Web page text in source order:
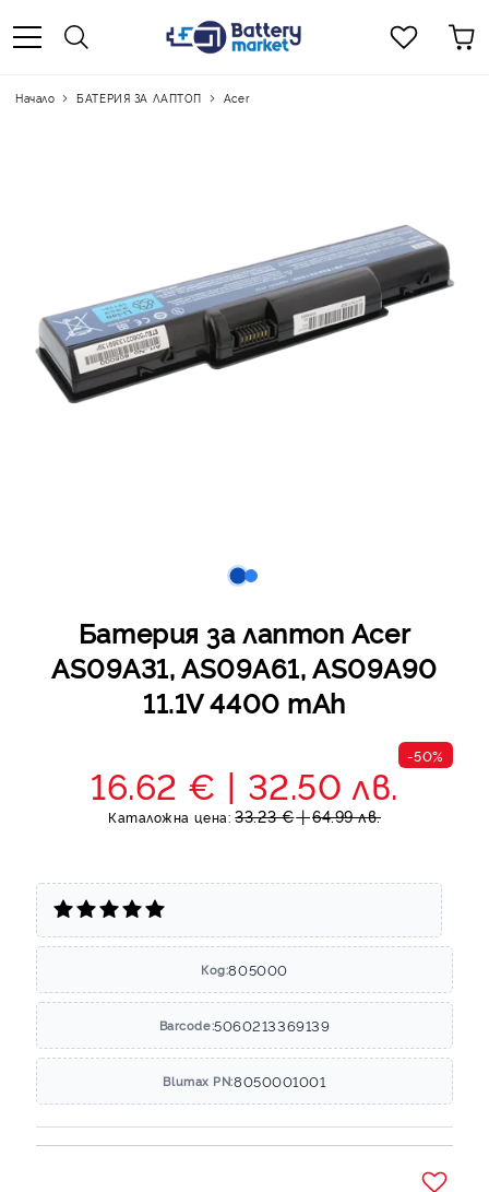
Начало БАТЕРИЯ ЗА ЛАПТОП Acer
Батерия за лаптоп Acer
AS09A31, AS09A61, AS09A90
11.1V 4400 mAh
-50%
16.62 € 32.50 лв.
Каталожна цена: 33.23 € 64.99 лв.
Код:805000
Barcode:5060213369139
Blumax PN:8050001001